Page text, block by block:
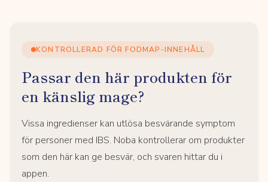
KONTROLLERAD FÖR FODMAP-INNEHÅLL
Passar den här produkten för
en känslig mage?
Vissa ingredienser kan utlösa besvärande symptom
för personer med IBS. Noba kontrollerar om produkter
som den här kan ge besvär, och svaren hittar du i
appen.